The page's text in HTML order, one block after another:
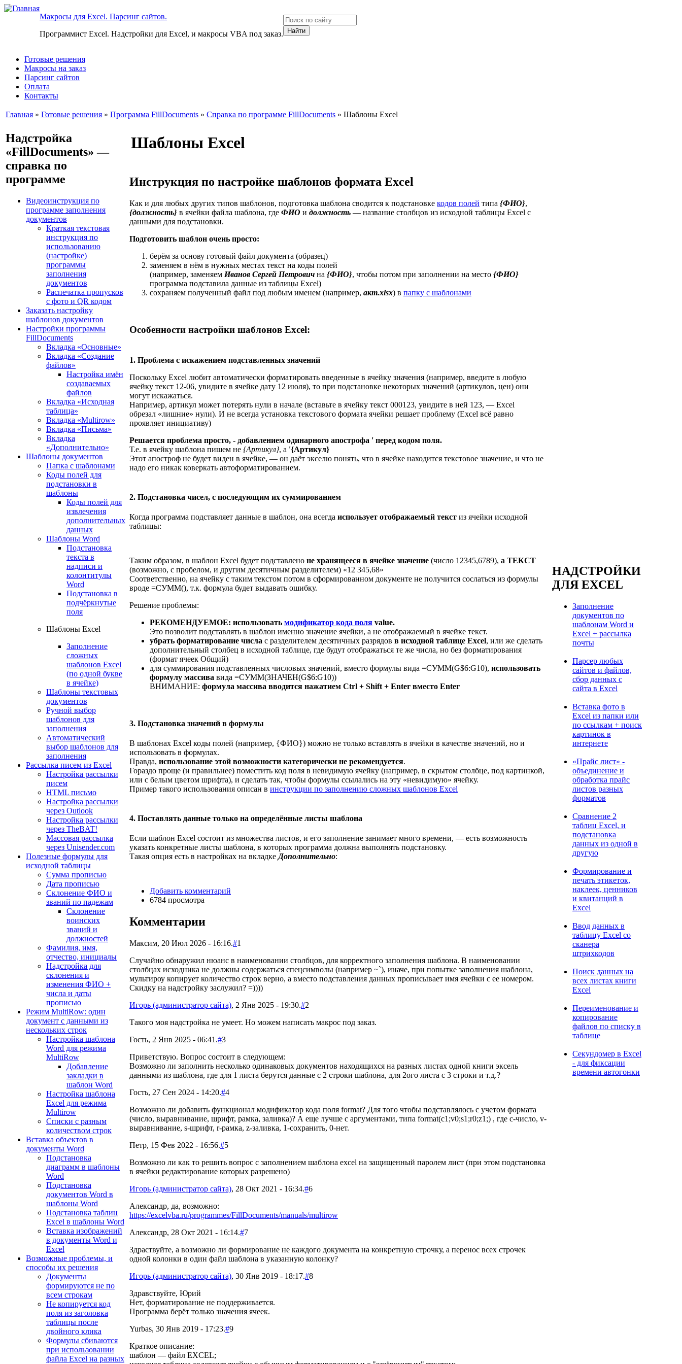
Макросы для Excel. Парсинг сайтов.
Программист Excel. Надстройки для Excel, и макросы VBA под заказ.
Готовые решения
Макросы на заказ
Парсинг сайтов
Оплата
Контакты
Главная » Готовые решения » Программа FillDocuments » Справка по программе FillDocuments » Шаблоны Excel
Надстройка
«FillDocuments» —
справка по
программе
Видеоинструкция по
программе заполнения
документов
Краткая текстовая
инструкция по
использованию
(настройке)
программы
заполнения
документов
Распечатка пропусков
с фото и QR кодом
Заказать настройку
шаблонов документов
Настройки программы
FillDocuments
Вкладка «Основные»
Вкладка «Создание
файлов»
Настройка имён
создаваемых
файлов
Вкладка «Исходная
таблица»
Вкладка «Multirow»
Вкладка «Письма»
Вкладка
«Дополнительно»
Шаблоны документов
Папка с шаблонами
Коды полей для
подстановки в
шаблоны
Коды полей для
извлечения
дополнительных
данных
Шаблоны Word
Подстановка
текста в
надписи и
колонтитулы
Word
Подстановка в
подчёркнутые
поля
Шаблоны Excel
Заполнение
сложных
шаблонов Excel
(по одной букве
в ячейке)
Шаблоны текстовых
документов
Ручной выбор
шаблонов для
заполнения
Автоматический
выбор шаблонов для
заполнения
Рассылка писем из Excel
Настройка рассылки
писем
HTML письмо
Настройка рассылки
через Outlook
Настройка рассылки
через TheBAT!
Массовая рассылка
через Unisender.com
Полезные формулы для
исходной таблицы
Сумма прописью
Дата прописью
Склонение ФИО и
званий по падежам
Склонение
воинских
званий и
должностей
Фамилия, имя,
отчество, инициалы
Надстройка для
склонения и
изменения ФИО +
числа и даты
прописью
Режим MultiRow: один
документ с данными из
нескольких строк
Настройка шаблона
Word для режима
MultiRow
Добавление
закладки в
шаблон Word
Настройка шаблона
Excel для режима
Multirow
Списки с разным
количеством строк
Вставка объектов в
документы Word
Подстановка
диаграмм в шаблоны
Word
Подстановка
документов Word в
шаблоны Word
Подстановка таблиц
Excel в шаблоны Word
Вставка изображений
в документы Word и
Excel
Возможные проблемы, и
способы их решения
Документы
формируются не по
всем строкам
Не копируется код
поля из заголовка
таблицы после
двойного клика
Формулы сбиваются
при использовании
файла Excel на разных
Шаблоны Excel
Инструкция по настройке шаблонов формата Excel
Как и для любых других типов шаблонов, подготовка шаблона сводится к подстановке кодов полей типа {ФИО},
{должность} в ячейки файла шаблона, где ФИО и должность — название столбцов из исходной таблицы Excel с
данными для подстановки.
Подготовить шаблон очень просто:
берём за основу готовый файл документа (образец)
заменяем в нём в нужных местах текст на коды полей
(например, заменяем Иванов Сергей Петрович на {ФИО}, чтобы потом при заполнении на место {ФИО}
программа подставила данные из таблицы Excel)
сохраняем полученный файл под любым именем (например, акт.xlsx) в папку с шаблонами
Особенности настройки шаблонов Excel:
1. Проблема с искажением подставленных значений
Поскольку Excel любит автоматически форматировать введенные в ячейку значения (например, введите в любую
ячейку текст 12-06, увидите в ячейке дату 12 июля), то при подстановке некоторых значений (артикулов, цен) они
могут искажаться.
Например, артикул может потерять нули в начале (вставьте в ячейку текст 000123, увидите в ней 123, — Excel
обрезал «лишние» нули). И не всегда установка текстового формата ячейки решает проблему (Excel всё равно
проявляет инициативу)
Решается проблема просто, - добавлением одинарного апострофа ' перед кодом поля.
Т.е. в ячейку шаблона пишем не {Артикул}, а '{Артикул}
Этот апостроф не будет виден в ячейке, — он даёт экселю понять, что в ячейке находится текстовое значение, и что не
надо его никак коверкать автоформатированием.
2. Подстановка чисел, с последующим их суммированием
Когда программа подставляет данные в шаблон, она всегда использует отображаемый текст из ячейки исходной
таблицы:
Таким образом, в шаблон Excel будет подставлено не хранящееся в ячейке значение (число 12345,6789), а ТЕКСТ
(возможно, с пробелом, и другим десятичным разделителем) «12 345,68»
Соответственно, на ячейку с таким текстом потом в сформированном документе не получится сослаться из формулы
вроде =СУММ(), т.к. формула будет выдавать ошибку.
Решение проблемы:
РЕКОМЕНДУЕМОЕ: использовать модификатор кода поля value.
Это позволит подставлять в шаблон именно значение ячейки, а не отображаемый в ячейке текст.
убрать форматирование числа с разделителем десятичных разрядов в исходной таблице Excel, или же сделать
дополнительный столбец в исходной таблице, где будут отображаться те же числа, но без форматирования
(формат ячеек Общий)
для суммирования подставленных числовых значений, вместо формулы вида =СУММ(G$6:G10), использовать
формулу массива вида =СУММ(ЗНАЧЕН(G$6:G10))
ВНИМАНИЕ: формула массива вводится нажатием Ctrl + Shift + Enter вместо Enter
3. Подстановка значений в формулы
В шаблонах Excel коды полей (например, {ФИО}) можно не только вставлять в ячейки в качестве значений, но и
использовать в формулах.
Правда, использование этой возможности категорически не рекомендуется.
Гораздо проще (и правильнее) поместить код поля в невидимую ячейку (например, в скрытом столбце, под картинкой,
или с белым цветом шрифта), и сделать так, чтобы формулы ссылались на эту «невидимую» ячейку.
Пример такого использования описан в инструкции по заполнению сложных шаблонов Excel
4. Поставлять данные только на определённые листы шаблона
Если шаблон Excel состоит из множества листов, и его заполнение занимает много времени, — есть возможность
указать конкретные листы шаблона, в которых программа должна выполнять подстановку.
Такая опция есть в настройках на вкладке Дополнительно:
Добавить комментарий
6784 просмотра
Комментарии
Максим, 20 Июл 2026 - 16:16.#1
Случайно обнаружил нюанс в наименовании столбцов, для корректного заполнения шаблона. В наименовании
столбцах исходника не должны содержаться спецсимволы (например ~`), иначе, при попытке заполнения шаблона,
мультироу копирует количество строк верно, а вместо подставления данных прописывает имя ячейки с ее номером.
Скидку на надстройку заслужил? =))))
Игорь (администратор сайта), 2 Янв 2025 - 19:30.#2
Такого моя надстройка не умеет. Но можем написать макрос под заказ.
Гость, 2 Янв 2025 - 06:41.#3
Приветствую. Вопрос состоит в следующем:
Возможно ли заполнить несколько одинаковых документов находящихся на разных листах одной книги эксель
данными из шаблона, где для 1 листа берутся данные с 2 строки шаблона, для 2ого листа с 3 строки и т.д.?
Гость, 27 Сен 2024 - 14:20.#4
Возможно ли добавить функционал модификатор кода поля format? Для того чтобы подставлялось с учетом формата
(число, выравнивание, шрифт, рамка, заливка)? А еще лучше с аргументами, типа format(с1;v0;s1;r0;z1;) , где с-число, v-
выравнивание, s-шрифт, r-рамка, z-заливка, 1-сохранить, 0-нет.
Петр, 15 Фев 2022 - 16:56.#5
Возможно ли как то решить вопрос с заполнением шаблона excel на защищенный паролем лист (при этом подстановка
в ячейки редактирование которых разрешено)
Игорь (администратор сайта), 28 Окт 2021 - 16:34.#6
Александр, да, возможно:
https://excelvba.ru/programmes/FillDocuments/manuals/multirow
Александр, 28 Окт 2021 - 16:14.#7
Здраствуйте, а возможно ли формирование не каждого документа на конкретную строчку, а перенос всех строчек
одной колонки в один файл шаблона в указанную колонку?
Игорь (администратор сайта), 30 Янв 2019 - 18:17.#8
Здравствуйте, Юрий
Нет, форматирование не поддерживается.
Программа берёт только значения ячеек.
Yurbas, 30 Янв 2019 - 17:23.#9
Краткое описание:
шаблон — файл EXCEL;
НАДСТРОЙКИ
ДЛЯ EXCEL
Заполнение
документов по
шаблонам Word и
Excel + рассылка
почты
Парсер любых
сайтов и файлов,
сбор данных с
сайта в Excel
Вставка фото в
Excel из папки или
по ссылкам + поиск
картинок в
интернете
«Прайс лист» -
объединение и
обработка прайс
листов разных
форматов
Сравнение 2
таблиц Excel, и
подстановка
данных из одной в
другую
Формирование и
печать этикеток,
наклеек, ценников
и квитанций в
Excel
Ввод данных в
таблицу Excel со
сканера
штрихкодов
Поиск данных на
всех листах книги
Excel
Переименование и
копирование
файлов по списку в
таблице
Секундомер в Excel
- для фиксации
времени автогонки